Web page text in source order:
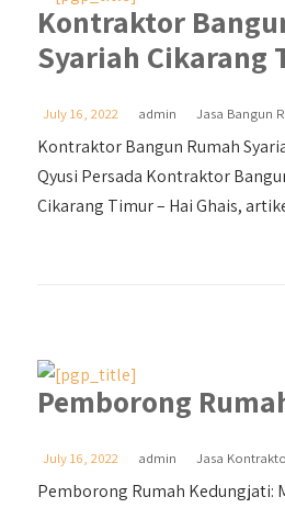
Kontraktor
Syariah Cikarang
July 16, 2022 admin Jasa Bangun
Kontraktor Bangun Rumah
Qyusi Persada Kontraktor
Cikarang Timur – Hai Ghais,
Pemborong
July 16, 2022 admin Jasa
Pemborong Rumah Kedungjati: